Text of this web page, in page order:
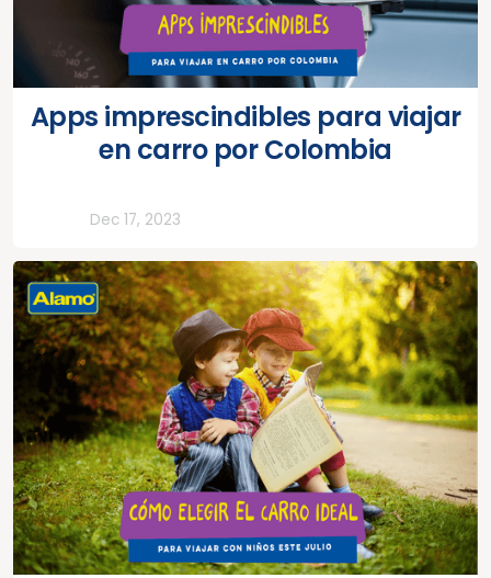
Apps imprescindibles para viajar
en carro por Colombia
Dec 17, 2023